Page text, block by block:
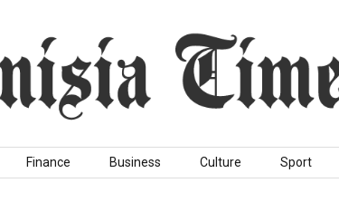
Finance Business Culture Sport